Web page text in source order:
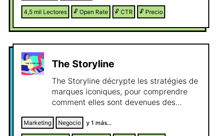
4,5 mil Lectores 🔓 Open Rate 🔓 CTR 🔓 Precio
The Storyline
The Storyline décrypte les stratégies de
marques iconiques, pour comprendre
comment elles sont devenues des
Marketing Negocio y 1 más...